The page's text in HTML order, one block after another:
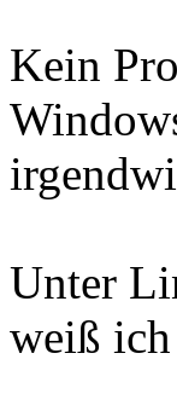
Kein
Unter
weiß ich